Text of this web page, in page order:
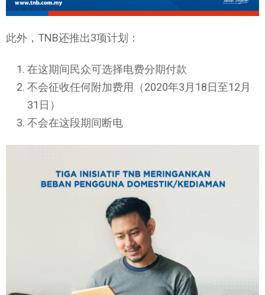
此外，TNB还推出3项计划：
在这期间民众可选择电费分期付款
不会征收任何附加费用（2020年3月18日至12月
31日）
不会在这段期间断电